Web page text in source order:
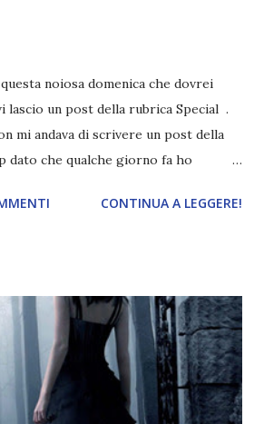
noiosa domenica che dovrei
lascio un post della rubrica Special .
mi andava di scrivere un post della
dato che qualche giorno fa ho
banner xD Nella puntata di oggi vi
esempio, i capelli arruffati . TUTTI I
i capelli arruffati. Vabbè, c'è crisi, il
regalarglielo io uno. O magari del gel.
i ragazzi con i capelli così
di casa. Ah, poi ci sono le ciocche
CONTINUA A LEGGERE!